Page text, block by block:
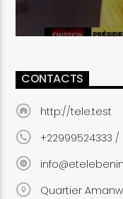
CONTACTS
http://tele.test
+22999524333 /
Quartier